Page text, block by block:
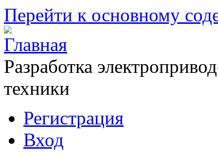
Перейти к основному
Разработка
техники
Регистрация
Вход